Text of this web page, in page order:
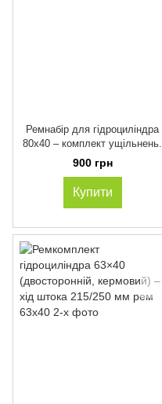
Ремнабір для гідроциліндра
80х40 – комплект ущільнень.
900 грн
Купити